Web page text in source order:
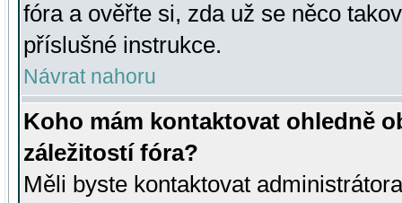
fóra a ověřte si, zda už se něco
příslušné instrukce.
Návrat nahoru
Koho mám kontaktovat ohledně
záležitostí fóra?
Měli byste kontaktovat